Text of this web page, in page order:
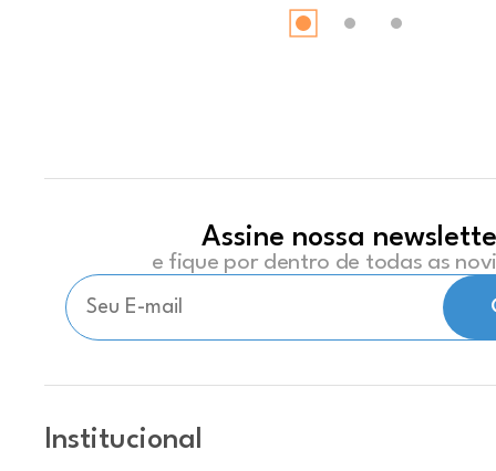
Assine nossa
e fique por dentro de todas as
Institucional